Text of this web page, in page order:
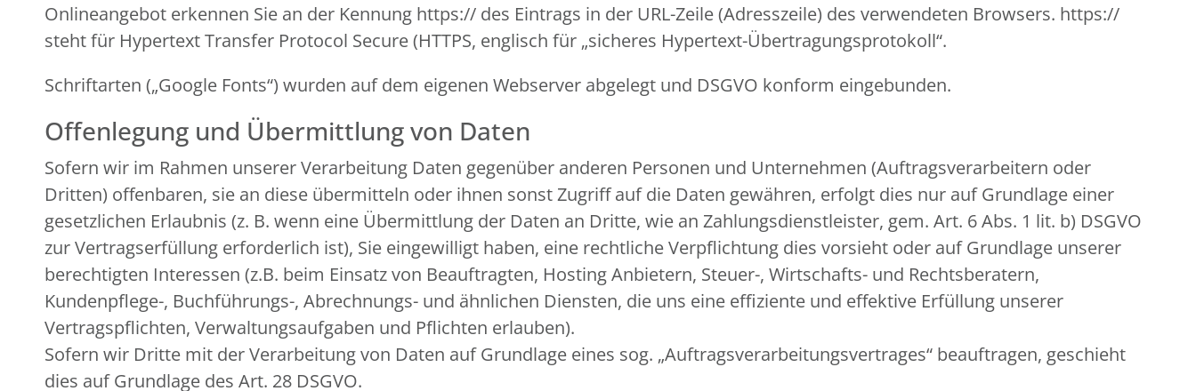
Onlineangebot erkennen Sie an der Kennung https:// des Eintrags in der URL-Zeile (Adresszeile) des verwendeten Browsers. https://
steht für Hypertext Transfer Protocol Secure (HTTPS, englisch für „sicheres Hypertext-Übertragungsprotokoll“.
Schriftarten („Google Fonts“) wurden auf dem eigenen Webserver abgelegt und DSGVO konform eingebunden.
Offenlegung und Übermittlung von Daten
Sofern wir im Rahmen unserer Verarbeitung Daten gegenüber anderen Personen und Unternehmen (Auftragsverarbeitern oder
Dritten) offenbaren, sie an diese übermitteln oder ihnen sonst Zugriff auf die Daten gewähren, erfolgt dies nur auf Grundlage einer
gesetzlichen Erlaubnis (z. B. wenn eine Übermittlung der Daten an Dritte, wie an Zahlungsdienstleister, gem. Art. 6 Abs. 1 lit. b) DSGVO
zur Vertragserfüllung erforderlich ist), Sie eingewilligt haben, eine rechtliche Verpflichtung dies vorsieht oder auf Grundlage unserer
berechtigten Interessen (z.B. beim Einsatz von Beauftragten, Hosting Anbietern, Steuer-, Wirtschafts- und Rechtsberatern,
Kundenpflege-, Buchführungs-, Abrechnungs- und ähnlichen Diensten, die uns eine effiziente und effektive Erfüllung unserer
Vertragspflichten, Verwaltungsaufgaben und Pflichten erlauben).
Sofern wir Dritte mit der Verarbeitung von Daten auf Grundlage eines sog. „Auftragsverarbeitungsvertrages“ beauftragen, geschieht
dies auf Grundlage des Art. 28 DSGVO.